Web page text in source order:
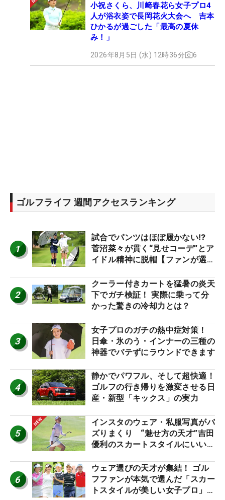
小祝さくら、川﨑春花ら女子プロ4
人が浴衣姿で長岡花火大会へ 吉本
ひかるが過ごした「最高の夏休
み！」
2026年8月5日 (水) 12時36分 6
ゴルフライフ 週間アクセスランキング
1
試合でパンツはほぼ履かない⁉
菅沼菜々が貫く“見せコーデ”とア
イドル精神に脱帽【ファンが選ぶ
2
クーラー付きカートを猛暑の炎天
下でガチ検証！ 実際に乗って分
かった驚きの冷却力とは？
3
女子プロのガチの熱中症対策！
日傘・氷のう・インナーの三種の
神器でバテずにラウンドできます
4
静かでパワフル、そして超快適！
ゴルフの行き帰りを激変させる日
産・新型「キックス」の実力
5
インスタのウェア・私服写真がバ
ズりまくり “魅せ方の天才”吉田
優利のスカートスタイルにいい
6
ウェア選びの天才が集結！ ゴル
フファンが本気で選んだ「スカー
トスタイルが美しい女子プロ」神